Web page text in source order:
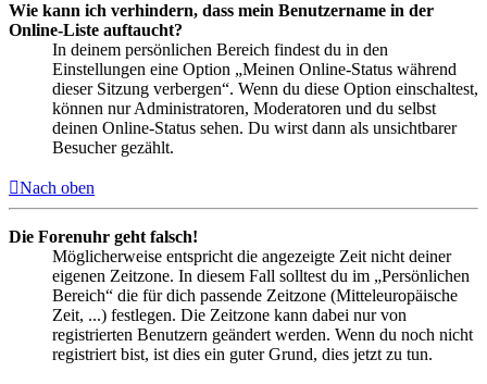
Wie kann ich verhindern, dass mein Benutzername in der
Online-Liste auftaucht?
In deinem persönlichen Bereich findest du in den
Einstellungen eine Option „Meinen Online-Status während
dieser Sitzung verbergen“. Wenn du diese Option einschaltest,
können nur Administratoren, Moderatoren und du selbst
deinen Online-Status sehen. Du wirst dann als unsichtbarer
Besucher gezählt.
Nach oben
Die Forenuhr geht falsch!
Möglicherweise entspricht die angezeigte Zeit nicht deiner
eigenen Zeitzone. In diesem Fall solltest du im „Persönlichen
Bereich“ die für dich passende Zeitzone (Mitteleuropäische
Zeit, ...) festlegen. Die Zeitzone kann dabei nur von
registrierten Benutzern geändert werden. Wenn du noch nicht
registriert bist, ist dies ein guter Grund, dies jetzt zu tun.